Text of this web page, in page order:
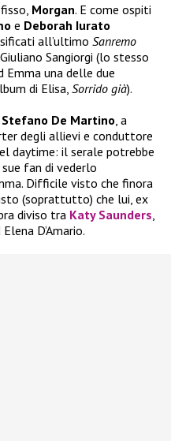
Morgan. E come ospiti
e Deborah Iurato
all’ultimo Sanremo
Sangiorgi (lo stesso
Emma una delle due
di Elisa, Sorrido già).
Stefano De Martino , a
degli allievi e conduttore
daytime: il serale potrebbe
fan di vederlo
Difficile visto che finora
(soprattutto) che lui, ex
diviso tra Katy Saunders
Elena D’Amario.